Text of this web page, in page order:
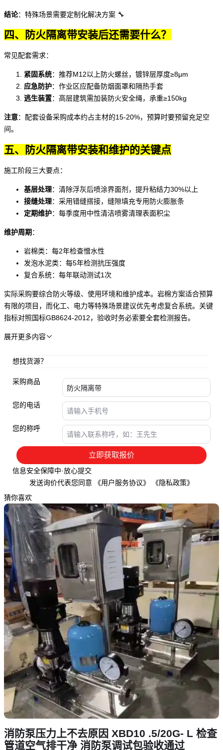
结论：特殊场景需要定制化解决方案 🔧
四、防火隔离带安装后还需要什么？
常见配套需求：
紧固系统：推荐M12以上防火螺丝，镀锌层厚度≥8μm
应急防护：作业区应配备防烟面罩和隔热手套
逃生装置：高层建筑需加装防火安全绳，承重≥150kg
注意：配套设备采购成本约占主材的15-20%，预算时要预留充足空
间。
五、防火隔离带安装和维护的关键点
施工阶段三大要点：
基层处理：清除浮灰后喷涂界面剂，提升粘结力30%以上
接缝处理：采用错缝搭接，缝隙填充专用 防火膨胀条
定期维护：每季度用中性清洁喷雾清理表面积尘
维护周期 ：
岩棉类：每2年检查憎水性
发泡水泥类：每5年检测抗压强度
复合系统：每年联动测试1次
实际采购要综合防火等级、使用环境和维护成本。岩棉方案适合预算
有限的项目，而化工、电力等特殊场景建议优先考虑复合系统。关键
指标对照国标GB8624-2012，验收时务必索要全套检测报告。
展开更多内容
想找货源？
采购商品
您的电话
您的称呼
立即获取报价
信息安全保障中·放心提交
发送询价代表您同意 《用户服务协议》
《隐私政策》
猜你喜欢
消防泵压力上不去原因 XBD10 .5/20G- L 检查
管道空气排干净 消防泵调试包验收通过